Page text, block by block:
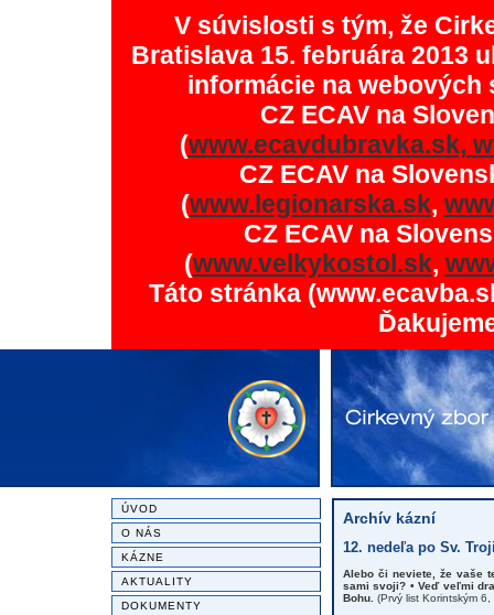
V súvislosti s tým, že
Bratislava 15. februára 2013
informácie na
CZ ECAV na
(www.ecavdubravka.sk,
CZ ECAV na
(www.legionarska.sk,
CZ ECAV na
(www.velkykostol.sk,
Táto stránka
ÚVOD
O NÁS
KÁZNE
AKTUALITY
DOKUMENTY
Archív kázní
12. nedeľa po Sv.
Alebo či neviete, že vaše
sami svoji? • Veď veľmi
Bohu. (Prvý list Korintským 6,